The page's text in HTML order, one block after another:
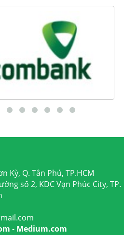
Kỳ, Q. Tân Phú, TP.HCM
số 2, KDC Vạn Phúc City, TP.
- Medium.com